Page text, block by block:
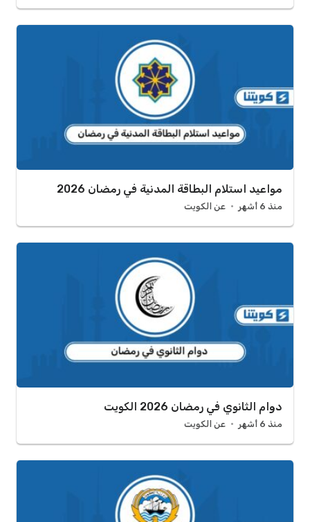
مواعيد استلام البطاقة المدنية في رمضان 2026
منذ 6 أشهر عن الكويت
دوام الثانوي في رمضان 2026 الكويت
منذ 6 أشهر عن الكويت